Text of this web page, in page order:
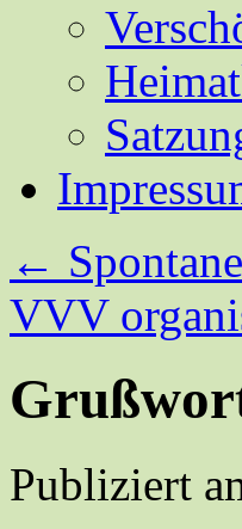
←
VVV
Publiziert